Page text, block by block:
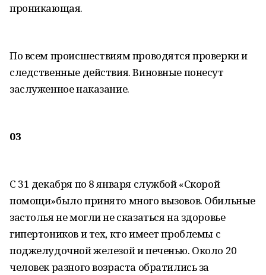
проникающая.
По всем происшествиям проводятся проверки и
следственные действия. Виновные понесут
заслуженное наказание.
03
С 31 декабря по 8 января службой «Скорой
помощи»было принято много вызовов. Обильные
застолья не могли не сказаться на здоровье
гипертоников и тех, кто имеет проблемы с
поджелудочной железой и печенью. Около 20
человек разного возраста обратились за